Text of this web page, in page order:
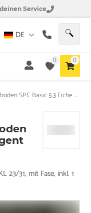
Service
DE
0 0
PARADOR Klick-Vinylboden SPC Basic 5.3 Eiche Regent grau Eleganzstruktur Landhausdiele
23/31, mit Fase, inkl. 1